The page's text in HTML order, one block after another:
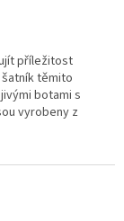
příležitost
těmito
botami s
vyrobeny z